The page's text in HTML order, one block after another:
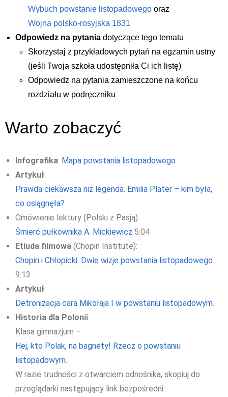
Wybuch powstanie listopadowego oraz
Wojna polsko-rosyjska 1831
Odpowiedz na pytania dotyczące tego tematu
Skorzystaj z przykładowych pytań na egzamin ustny
(jeśli Twoja szkoła udostępniła Ci ich listę)
Odpowiedz na pytania zamieszczone na końcu
rozdziału w podręczniku
Warto zobaczyć
Infografika: Mapa powstania listopadowego.
Artykuł:
Prawda ciekawsza niż legenda. Emilia Plater – kim była,
co osiągnęła?
Omówienie lektury (Polski z Pasją)
Śmierć pułkownika A. Mickiewicz 5:04
Etiuda filmowa (Chopin Institute):
Chopin i Chłopicki. Dwie wizje powstania listopadowego.
9:13
Artykuł:
Detronizacja cara Mikołaja I w powstaniu listopadowym.
Historia dla Polonii:
Klasa gimnazjum –
Hej, kto Polak, na bagnety! Rzecz o powstaniu
listopadowym.
W razie trudności z otwarciem odnośnika, skopiuj do
przeglądarki następujący link bezpośredni: